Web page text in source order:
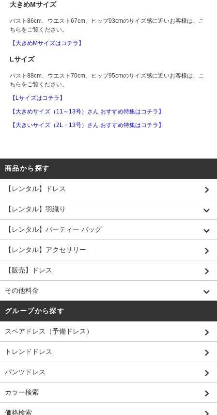
大きめMサイズ
バスト86cm、ウエスト67cm、ヒップ93cmのサイズ感に近いお客様は、こ
ちらをご覧ください。
【大きめMサイズはコチラ】
Lサイズ
バスト88cm、ウエスト70cm、ヒップ95cmのサイズ感に近いお客様は、こ
ちらをご覧ください。
【Lサイズはコチラ】
【大きめサイズ（11～13号）さん おすすめ特集はコチラ】
【大きいサイズ（2L・13号）さん おすすめ特集はコチラ】
商品から探す
【レンタル】ドレス
【レンタル】羽織り
【レンタル】パーティー バッグ
【レンタル】アクセサリー
【販売】ドレス
その他料金
グループから探す
スペアドレス（予備ドレス）
トレンドドレス
パンツドレス
カラー検索
価格検索